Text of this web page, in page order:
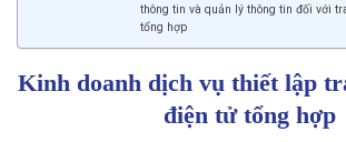
thông tin và quản lý thông tin đối với
tổng hợp
Kinh doanh dịch vụ thiết lập
điện tử tổng hợp